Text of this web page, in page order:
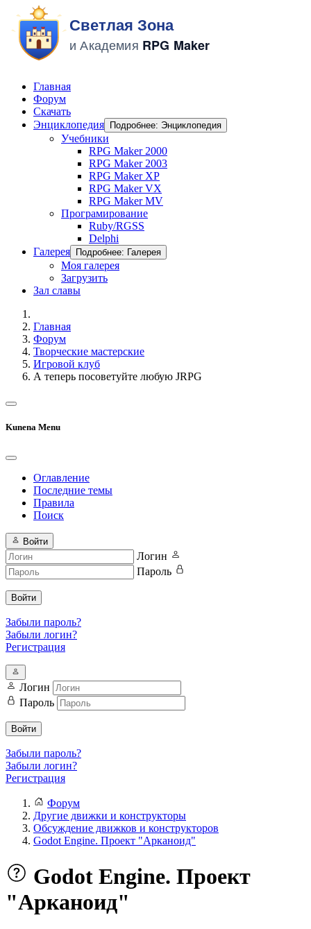
Главная
Форум
Скачать
Энциклопедия
Подробнее: Энциклопедия
Учебники
RPG Maker 2000
RPG Maker 2003
RPG Maker XP
RPG Maker VX
RPG Maker MV
Програмирование
Ruby/RGSS
Delphi
Галерея
Подробнее: Галерея
Моя галерея
Загрузить
Зал славы
Главная
Форум
Творческие мастерские
Игровой клуб
А теперь посоветуйте любую JRPG
Kunena Menu
Оглавление
Последние темы
Правила
Поиск
Войти
Логин
Пароль
Войти
Забыли пароль?
Забыли логин?
Регистрация
Логин
Пароль
Войти
Забыли пароль?
Забыли логин?
Регистрация
Форум
Другие движки и конструкторы
Обсуждение движков и конструкторов
Godot Engine. Проект "Арканоид"
Godot Engine. Проект
"Арканоид"